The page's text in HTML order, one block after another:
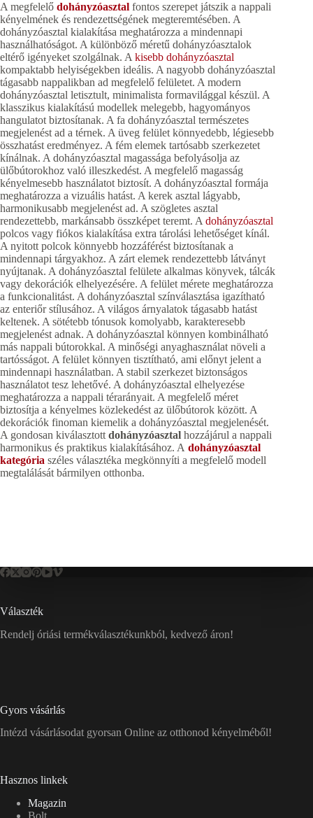
A megfelelő dohányzóasztal fontos szerepet játszik a nappali
kényelmének és rendezettségének megteremtésében. A
dohányzóasztal kialakítása meghatározza a mindennapi
használhatóságot. A különböző méretű dohányzóasztalok
eltérő igényeket szolgálnak. Akisebb dohányzóasztal
kompaktabb helyiségekben ideális. A nagyobb dohányzóasztal
tágasabb nappalikban ad megfelelő felületet. A modern
dohányzóasztal letisztult, minimalista formavilággal készül. A
klasszikus kialakítású modellek melegebb, hagyományos
hangulatot biztosítanak. A fa dohányzóasztal természetes
megjelenést ad a térnek. A üveg felület könnyedebb, légiesebb
összhatást eredményez. A fém elemek tartósabb szerkezetet
kínálnak. A dohányzóasztal magassága befolyásolja az
ülőbútorokhoz való illeszkedést. A megfelelő magasság
kényelmesebb használatot biztosít. A dohányzóasztal formája
meghatározza a vizuális hatást. A kerek asztal lágyabb,
harmonikusabb megjelenést ad. A szögletes asztal
rendezettebb, markánsabb összképet teremt. Adohányzóasztal
polcos vagy fiókos kialakítása extra tárolási lehetőséget kínál.
A nyitott polcok könnyebb hozzáférést biztosítanak a
mindennapi tárgyakhoz. A zárt elemek rendezettebb látványt
nyújtanak. A dohányzóasztal felülete alkalmas könyvek, tálcák
vagy dekorációk elhelyezésére. A felület mérete meghatározza
a funkcionalitást. A dohányzóasztal színválasztása igazítható
az enteriőr stílusához. A világos árnyalatok tágasabb hatást
keltenek. A sötétebb tónusok komolyabb, karakteresebb
megjelenést adnak. A dohányzóasztal könnyen kombinálható
más nappali bútorokkal. A minőségi anyaghasználat növeli a
tartósságot. A felület könnyen tisztítható, ami előnyt jelent a
mindennapi használatban. A stabil szerkezet biztonságos
használatot tesz lehetővé. A dohányzóasztal elhelyezése
meghatározza a nappali térarányait. A megfelelő méret
biztosítja a kényelmes közlekedést az ülőbútorok között. A
dekorációk finoman kiemelik a dohányzóasztal megjelenését.
A gondosan kiválasztottdohányzóasztal hozzájárul a nappali
harmonikus és praktikus kialakításához. A dohányzóasztal
kategória széles választéka megkönnyíti a megfelelő modell
megtalálását bármilyen otthonba.
Választék
Rendelj óriási termékválasztékunkból, kedvező áron!
Gyors vásárlás
Intézd vásárlásodat gyorsan Online az otthonod kényelméből!
Hasznos linkek
Magazin